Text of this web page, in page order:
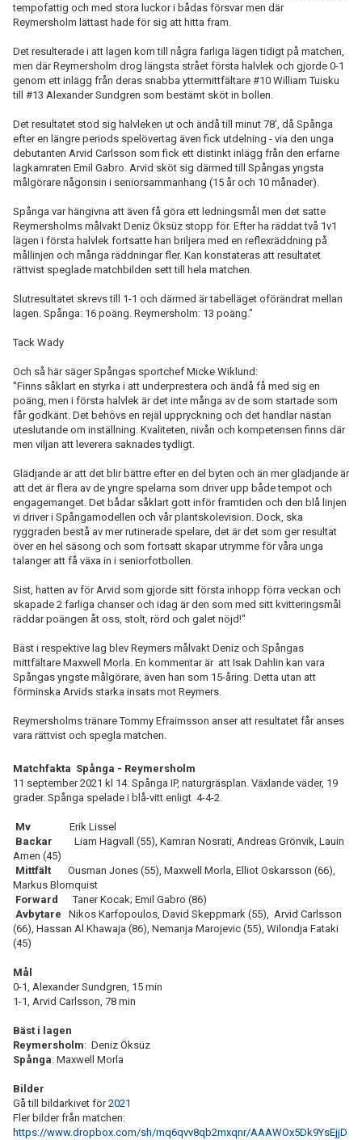
tempofattig och med stora luckor i bådas försvar men där
Reymersholm lättast hade för sig att hitta fram.
Det resulterade i att lagen kom till några farliga lägen tidigt på matchen,
men där Reymersholm drog längsta strået första halvlek och gjorde 0-1
genom ett inlägg från deras snabba yttermittfältare #10 William Tuisku
till #13 Alexander Sundgren som bestämt sköt in bollen.
Det resultatet stod sig halvleken ut och ändå till minut 78’, då Spånga
efter en längre periods spelövertag även fick utdelning - via den unga
debutanten Arvid Carlsson som fick ett distinkt inlägg från den erfarne
lagkamraten Emil Gabro. Arvid sköt sig därmed till Spångas yngsta
målgörare någonsin i seniorsammanhang (15 år och 10 månader).
Spånga var hängivna att även få göra ett ledningsmål men det satte
Reymersholms målvakt Deniz Öksüz stopp för. Efter ha räddat två 1v1
lägen i första halvlek fortsatte han briljera med en reflexräddning på
mållinjen och många räddningar fler. Kan konstateras att resultatet
rättvist speglade matchbilden sett till hela matchen.
Slutresultatet skrevstill 1-1 och därmed är tabelläget oförändrat mellan
lagen. Spånga: 16 poäng. Reymersholm: 13 poäng."
Tack Wady
Och så här säger Spångas sportchef Micke Wiklund:
"Finns såklart en styrka i att underprestera och ändå få med sig en
poäng, men i första halvlek är det inte många av de som startade som
får godkänt. Det behövs en rejäl uppryckning och det handlar nästan
uteslutande om inställning. Kvaliteten, nivån och kompetensen finns där
men viljan att leverera saknades tydligt.
Glädjande är att det blir bättre efter en del byten och än mer glädjande är
att det är flera av de yngre spelarna som driver upp både tempot och
engagemanget. Det bådar såklart gott inför framtiden och den blå linjen
vi driver i Spångamodellen och vår plantskolevision. Dock, ska
ryggraden bestå av mer rutinerade spelare, det är det som ger resultat
över en hel säsong och som fortsatt skapar utrymme för våra unga
talanger att få växa in i seniorfotbollen.
Sist, hatten av för Arvid som gjorde sitt första inhopp förra veckan och
skapade 2 farliga chanser och idag är den som med sitt kvitteringsmål
räddar poängen åt oss, stolt, rörd och galet nöjd!"
Bäst i respektive lag blev Reymers målvakt Deniz och Spångas
mittfältare Maxwell Morla. En kommentar är att Isak Dahlin kan vara
Spångas yngste målgörare, även han som 15-åring. Detta utan att
förminska Arvids starka insats mot Reymers.
Reymersholms tränare Tommy Efraimsson anser att resultatet får anses
vara rättvist och spegla matchen.
Matchfakta Spånga - Reymersholm
11 september 2021 kl 14. Spånga IP, naturgräsplan. Växlande väder, 19
grader. Spånga spelade i blå-vitt enligt 4-4-2.
Mv
Erik Lissel
Backar
Liam Hägvall (55), Kamran Nosrati, Andreas Grönvik, Lauin
Amen (45)
Mittfält
Ousman Jones (55), Maxwell Morla, Elliot Oskarsson (66),
Markus Blomquist
ForwardTaner Kocak; Emil Gabro (86)
Avbytare
Nikos Karfopoulos, David Skeppmark (55), Arvid Carlsson
(66), Hassan Al Khawaja (86), Nemanja Marojevic (55), Wilondja Fataki
(45)
Mål
0-1, Alexander Sundgren, 15 min
1-1, Arvid Carlsson, 78 min
Bäst i lagen
Reymersholm: Deniz Öksüz
Spånga: Maxwell Morla
Bilder
Gå till bildarkivet för2021
Fler bilder från matchen:
https://www.dropbox.com/sh/mq6qvv8qb2mxqnr/AAAWOx5Dk9YsEjjD